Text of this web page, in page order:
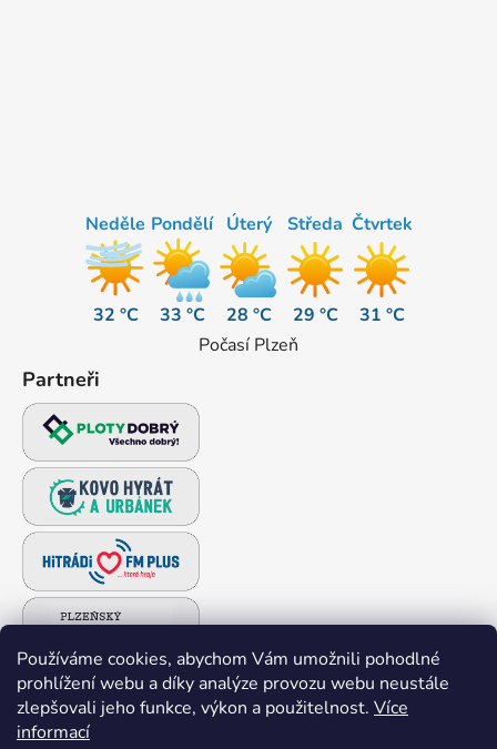
Používáme cookies, abychom Vám umožnili pohodlné
prohlížení webu a díky analýze provozu webu neustále
zlepšovali jeho funkce, výkon a použitelnost. Více
informací
Neděle
32 °C
Pondělí
33 °C
Úterý
28 °C
Středa
29 °C
Čtvrtek
31 °C
Počasí Plzeň
Partneři